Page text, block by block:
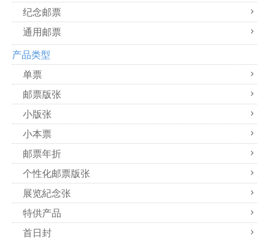
纪念邮票
通用邮票
产品类型
单票
邮票版张
小版张
小本票
邮票年折
个性化邮票版张
展览紀念张
特供产品
首日封